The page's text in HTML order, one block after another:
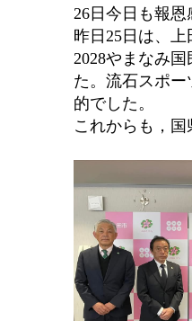
26日今日も報
昨日25日は、
2028やまなみ
た。流石スポ
的でした。
これからも，